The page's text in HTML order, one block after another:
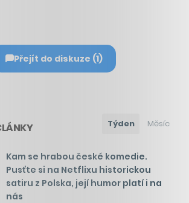
Přejít do diskuze (1)
Týden Měsíc
Kam se hrabou české komedie.
Pusťte si na Netflixu historickou
satiru z Polska, její humor platí i na
nás